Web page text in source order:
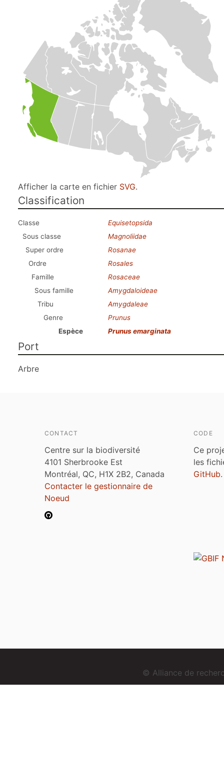
Afficher la carte en fichier SVG.
Classification
Classe
Equisetopsida
Sous classe
Magnoliidae
Super ordre
Rosanae
Ordre
Rosales
Famille
Rosaceae
Sous famille
Amygdaloideae
Tribu
Amygdaleae
Genre
Prunus
Espèce
Prunus emarginata
Port
Arbre
CONTACT
Centre sur la biodiversité
4101 Sherbrooke Est
Montréal, QC, H1X 2B2, Canada
Contacter le gestionnaire de
Noeud
CODE
Ce
les
GitHub.
© Alliance de